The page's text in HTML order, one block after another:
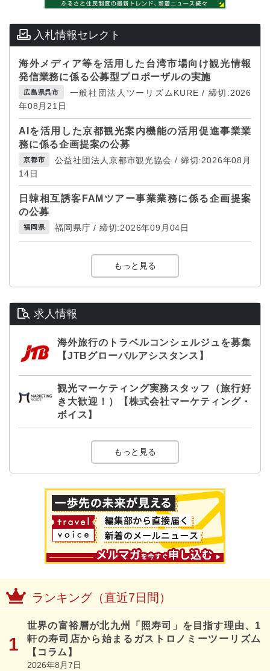
入札情報セレクト
海外メディア等を活用した台湾市場向け観光情報
発信業務に係る公募型プロポーザルの実施
広島県呉市
一般社団法人ツーリズムKURE / 締切:2026
年08月21日
AIを活用した京都観光案内機能の活用促進事業業
務に係る企画提案の公募
京都市
公益社団法人京都市観光協会 / 締切:2026年08月
14日
日韓相互誘客FAMツアー事業業務に係る企画提案
の公募
福岡県 福岡県庁 / 締切:2026年09月04日
もっと見る
求人情報
海外旅行のトラベルコンシェルジュを募集
【JTBグローバルアシスタンス】
観光マーケティング実務スタッフ（旅行好
き大歓迎！）【株式会社マーケティング・
ボイス】
もっと見る
ランキング（直近7日間）
世界の富裕層が北九州「照寿司」を目指す理由、1
軒の寿司店から始まるガストロノミーツーリズム
【コラム】
2026年8月7日